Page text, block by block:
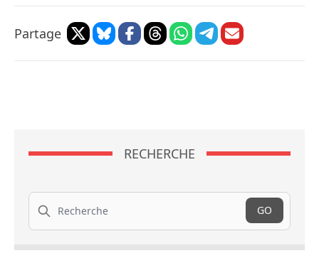
Partage
RECHERCHE
Recherche
GO